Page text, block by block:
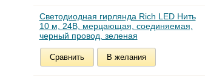
Светодиодная гирлянда Rich LED Нить
10 м, 24В, мерцающая, соединяемая,
черный провод, зеленая
Сравнить В желания